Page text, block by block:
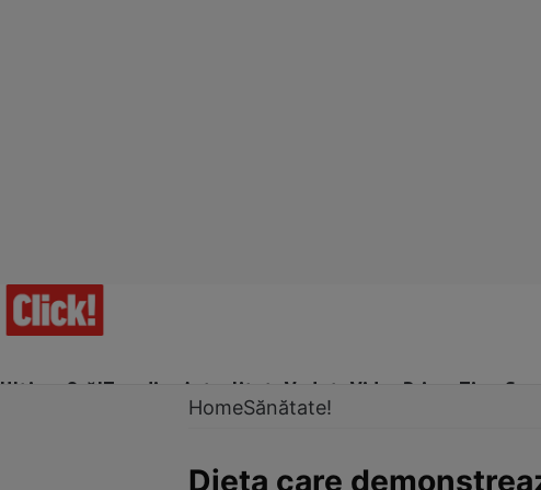
Ultima Oră!Trending Actualitate Vedete Video Prime Time
HomeSănătate!
Dieta care